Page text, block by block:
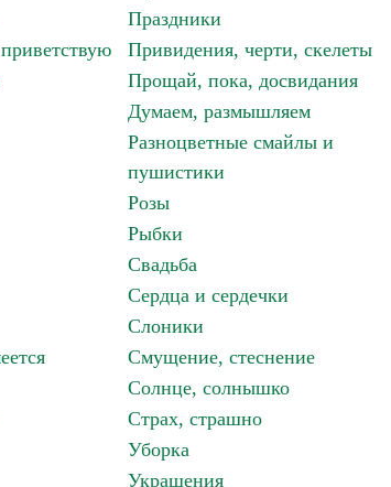
Праздники
Привидения, черти, скелеты
Прощай, пока, досвидания
Думаем, размышляем
Разноцветные смайлы и
пушистики
Розы
Рыбки
Свадьба
Сердца и сердечки
Слоники
Смущение, стеснение
Солнце, солнышко
Страх, страшно
Уборка
Украшения